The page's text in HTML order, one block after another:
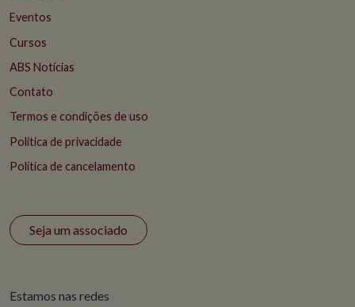
Eventos
Cursos
ABS Notícias
Contato
Termos e condições de uso
Política de privacidade
Política de cancelamento
Seja um associado
Estamos nas redes